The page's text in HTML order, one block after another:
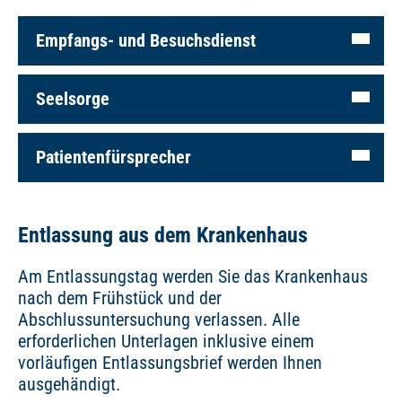
Empfangs- und Besuchsdienst
Seelsorge
Patientenfürsprecher
Entlassung aus dem Krankenhaus
Am Entlassungstag werden Sie das Krankenhaus
nach dem Frühstück und der
Abschlussuntersuchung verlassen. Alle
erforderlichen Unterlagen inklusive einem
vorläufigen Entlassungsbrief werden Ihnen
ausgehändigt.